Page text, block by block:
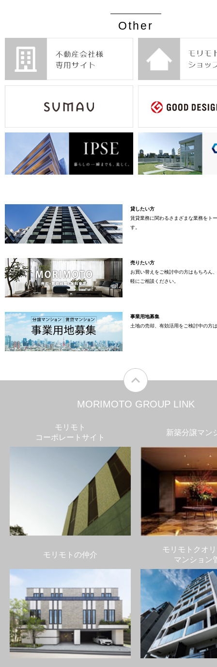
Other
貸したい方
賃貸業務に関わるさまざまな業務をト
す。
売りたい方
お買い替えをご検討中の方はもちろん
軽にご相談ください。
事業用地募集
土地の売却、有効活用をご検討中の方
MORIMOTO GROUP LINK
モリモト
コーポレートサイト
新築分譲マン
モリモトの仲介
モリモトクオ
マンション